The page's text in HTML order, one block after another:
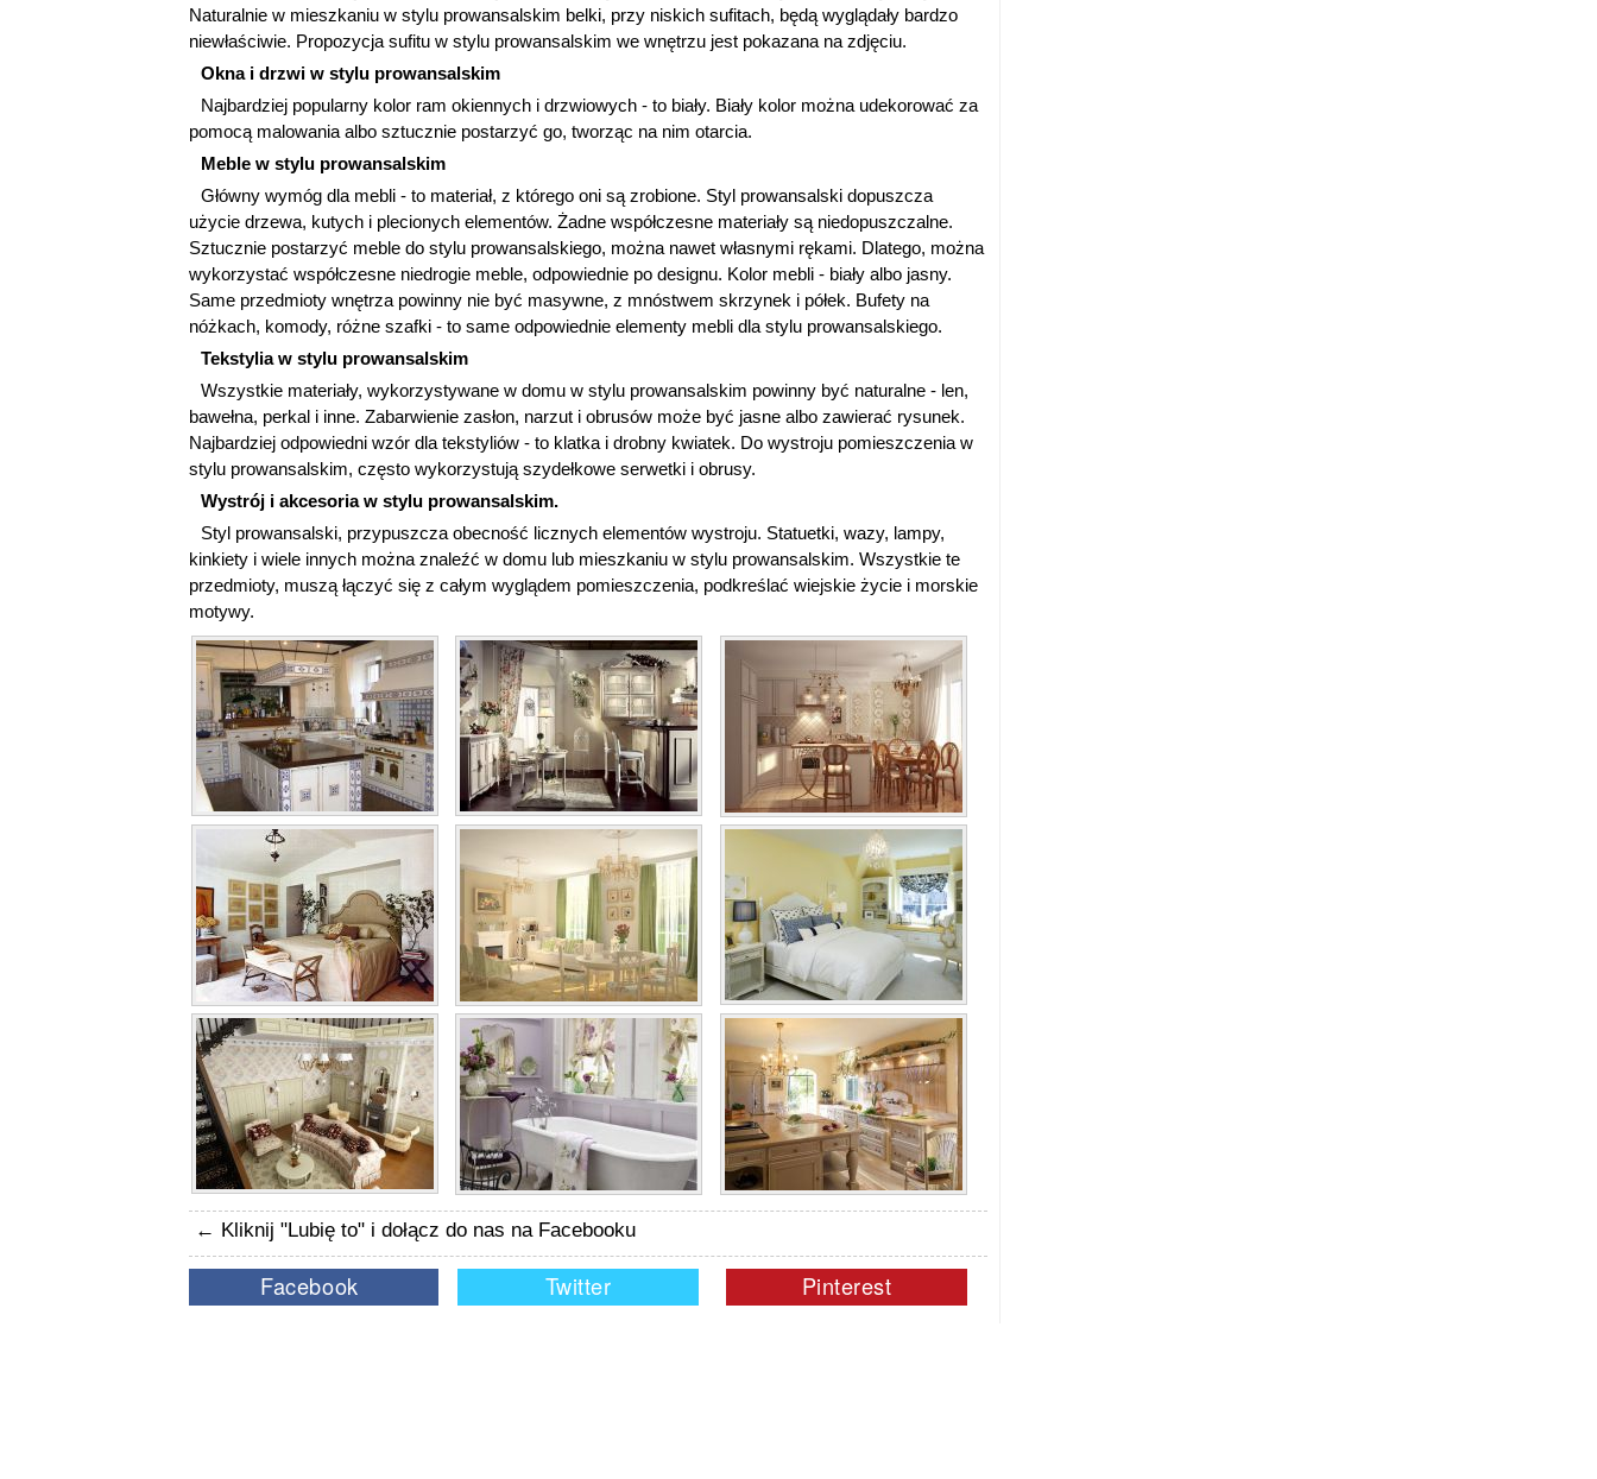
Naturalnie w mieszkaniu w stylu prowansalskim belki, przy niskich sufitach, będą wyglądały bardzo
niewłaściwie. Propozycja sufitu w stylu prowansalskim we wnętrzu jest pokazana na zdjęciu.
Okna i drzwi w stylu prowansalskim
Najbardziej popularny kolor ram okiennych i drzwiowych - to biały. Biały kolor można udekorować za
pomocą malowania albo sztucznie postarzyć go, tworząc na nim otarcia.
Meble w stylu prowansalskim
Główny wymóg dla mebli - to materiał, z którego oni są zrobione. Styl prowansalski dopuszcza
użycie drzewa, kutych i plecionych elementów. Żadne współczesne materiały są niedopuszczalne.
Sztucznie postarzyć meble do stylu prowansalskiego, można nawet własnymi rękami. Dlatego, można
wykorzystać współczesne niedrogie meble, odpowiednie po designu. Kolor mebli - biały albo jasny.
Same przedmioty wnętrza powinny nie być masywne, z mnóstwem skrzynek i półek. Bufety na
nóżkach, komody, różne szafki - to same odpowiednie elementy mebli dla stylu prowansalskiego.
Tekstylia w stylu prowansalskim
Wszystkie materiały, wykorzystywane w domu w stylu prowansalskim powinny być naturalne - len,
bawełna, perkal i inne. Zabarwienie zasłon, narzut i obrusów może być jasne albo zawierać rysunek.
Najbardziej odpowiedni wzór dla tekstyliów - to klatka i drobny kwiatek. Do wystroju pomieszczenia w
stylu prowansalskim, często wykorzystują szydełkowe serwetki i obrusy.
Wystrój i akcesoria w stylu prowansalskim.
Styl prowansalski, przypuszcza obecność licznych elementów wystroju. Statuetki, wazy, lampy,
kinkiety i wiele innych można znaleźć w domu lub mieszkaniu w stylu prowansalskim. Wszystkie te
przedmioty, muszą łączyć się z całym wyglądem pomieszczenia, podkreślać wiejskie życie i morskie
motywy.
← Kliknij "Lubię to" i dołącz do nas na Facebooku